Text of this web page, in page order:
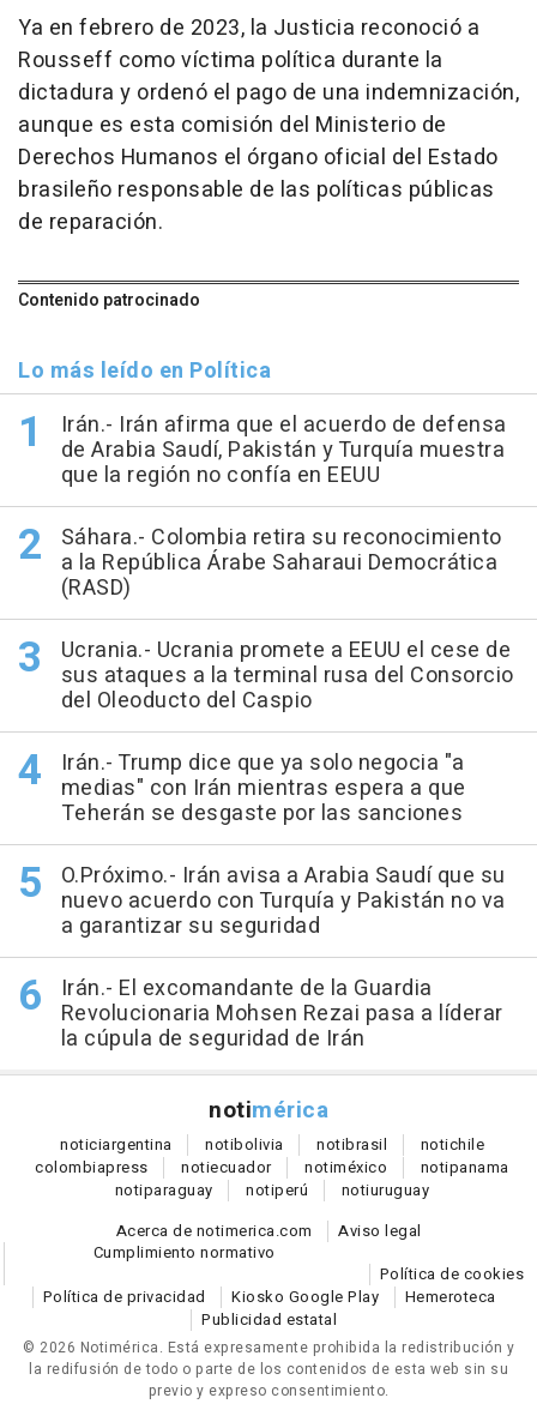
Ya en febrero de 2023, la Justicia reconoció a
Rousseff como víctima política durante la
dictadura y ordenó el pago de una indemnización,
aunque es esta comisión del Ministerio de
Derechos Humanos el órgano oficial del Estado
brasileño responsable de las políticas públicas
de reparación.
Contenido patrocinado
Lo más leído en Política
Irán.- Irán afirma que el acuerdo de defensa
de Arabia Saudí, Pakistán y Turquía muestra
que la región no confía en EEUU
Sáhara.- Colombia retira su reconocimiento
a la República Árabe Saharaui Democrática
(RASD)
Ucrania.- Ucrania promete a EEUU el cese de
sus ataques a la terminal rusa del Consorcio
del Oleoducto del Caspio
Irán.- Trump dice que ya solo negocia "a
medias" con Irán mientras espera a que
Teherán se desgaste por las sanciones
O.Próximo.- Irán avisa a Arabia Saudí que su
nuevo acuerdo con Turquía y Pakistán no va
a garantizar su seguridad
Irán.- El excomandante de la Guardia
Revolucionaria Mohsen Rezai pasa a líderar
la cúpula de seguridad de Irán
notimérica
noticiargentina notibolivia notibrasil notichile
colombiapress notiecuador notiméxico notipanama
notiparaguay notiperú notiuruguay
Acerca de notimerica.com
Aviso legal
Cumplimiento normativo
Política de cookies
Política de privacidad
Kiosko Google Play
Hemeroteca
Publicidad estatal
© 2026 Notimérica. Está expresamente prohibida la redistribución y
la redifusión de todo o parte de los contenidos de esta web sin su
previo y expreso consentimiento.